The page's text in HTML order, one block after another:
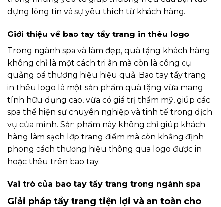
dựng lòng tin và sự yêu thích từ khách hàng.
Giới thiệu về bao tay tẩy trang in thêu logo
Trong ngành spa và làm đẹp, quà tặng khách hàng
không chỉ là một cách tri ân mà còn là công cụ
quảng bá thương hiệu hiệu quả. Bao tay tẩy trang
in thêu logo là một sản phẩm quà tặng vừa mang
tính hữu dụng cao, vừa có giá trị thẩm mỹ, giúp các
spa thể hiện sự chuyên nghiệp và tinh tế trong dịch
vụ của mình. Sản phẩm này không chỉ giúp khách
hàng làm sạch lớp trang điểm mà còn khẳng định
phong cách thương hiệu thông qua logo được in
hoặc thêu trên bao tay.
Vai trò của bao tay tẩy trang trong ngành spa
Giải pháp tẩy trang tiện lợi và an toàn cho